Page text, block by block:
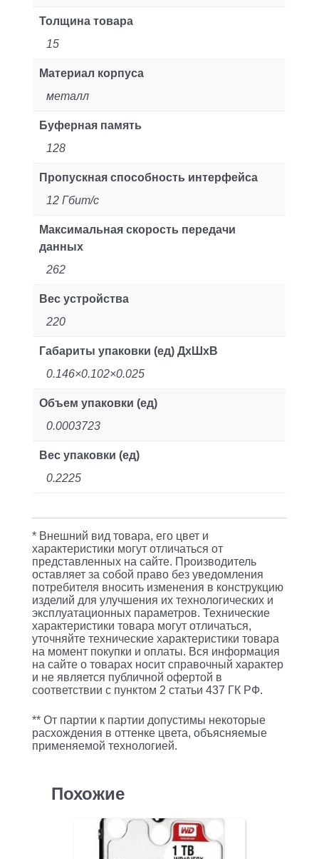
Толщина товара
15
Материал корпуса
металл
Буферная память
128
Пропускная способность интерфейса
12 Гбит/с
Максимальная скорость передачи
данных
262
Вес устройства
220
Габариты упаковки (ед) ДхШхВ
0.146×0.102×0.025
Объем упаковки (ед)
0.0003723
Вес упаковки (ед)
0.2225
* Внешний вид товара, его цвет и
характеристики могут отличаться от
представленных на сайте. Производитель
оставляет за собой право без уведомления
потребителя вносить изменения в конструкцию
изделий для улучшения их технологических и
эксплуатационных параметров. Технические
характеристики товара могут отличаться,
уточняйте технические характеристики товара
на момент покупки и оплаты. Вся информация
на сайте о товарах носит справочный характер
и не является публичной офертой в
соответствии с пунктом 2 статьи 437 ГК РФ.
** От партии к партии допустимы некоторые
расхождения в оттенке цвета, объясняемые
применяемой технологией.
Похожие